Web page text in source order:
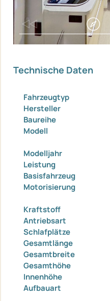
Technische Daten
Fahrzeugtyp
Hersteller
Baureihe
Modell
Modelljahr
Leistung
Basisfahrzeug
Motorisierung
Kraftstoff
Antriebsart
Schlafplätze
Gesamtlänge
Gesamtbreite
Gesamthöhe
Innenhöhe
Aufbauart